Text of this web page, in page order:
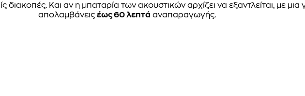
διακοπές. Και αν η μπαταρία των ακουστικών αρχίζει να εξαντλείται, με
απολαμβάνεις έως 60 λεπτά αναπαραγωγής.